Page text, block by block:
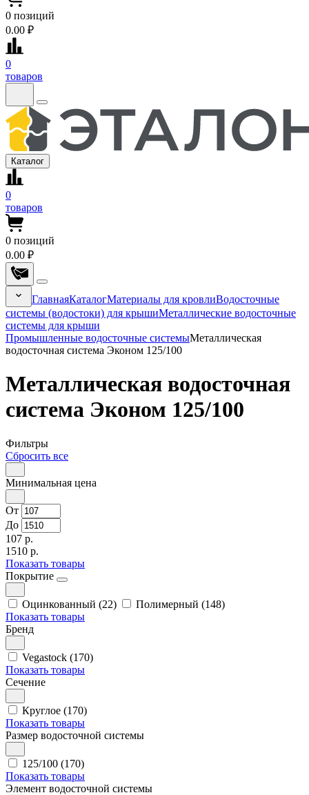
0 позиций
0.00 ₽
0
товаров
Каталог
0
товаров
0 позиций
0.00 ₽
ГлавнаяКаталогМатериалы для кровлиВодосточные
системы (водостоки) для крышиМеталлические водосточные
системы для крыши
Промышленные водосточные системыМеталлическая
водосточная система Эконом 125/100
Металлическая водосточная
система Эконом 125/100
Фильтры
Сбросить все
Минимальная цена
От
До
107 р.
1510 р.
Показать товары
Покрытие
Оцинкованный (22)
Полимерный (148)
Показать товары
Бренд
Vegastock (170)
Показать товары
Сечение
Круглое (170)
Показать товары
Размер водосточной системы
125/100 (170)
Показать товары
Элемент водосточной системы